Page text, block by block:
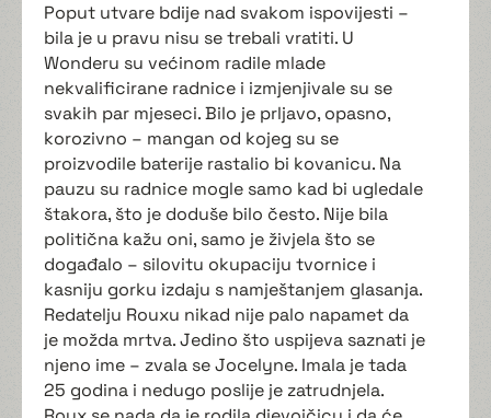
Poput utvare bdije nad svakom ispovijesti –
bila je u pravu nisu se trebali vratiti. U
Wonderu su većinom radile mlade
nekvalificirane radnice i izmjenjivale su se
svakih par mjeseci. Bilo je prljavo, opasno,
korozivno – mangan od kojeg su se
proizvodile baterije rastalio bi kovanicu. Na
pauzu su radnice mogle samo kad bi ugledale
štakora, što je doduše bilo često. Nije bila
politična kažu oni, samo je živjela što se
događalo – silovitu okupaciju tvornice i
kasniju gorku izdaju s namještanjem glasanja.
Redatelju Rouxu nikad nije palo napamet da
je možda mrtva. Jedino što uspijeva saznati je
njeno ime – zvala se Jocelyne. Imala je tada
25 godina i nedugo poslije je zatrudnjela.